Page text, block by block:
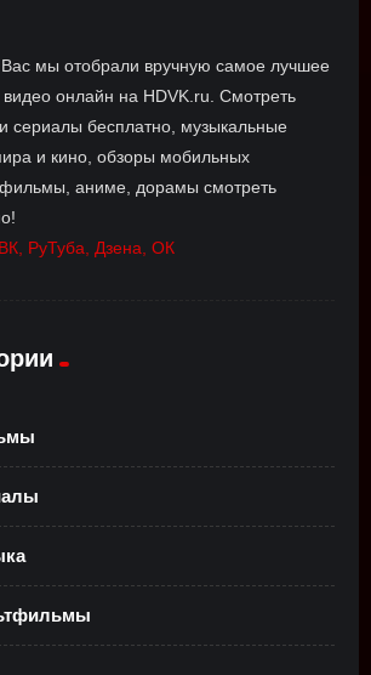
мы отобрали вручную самое лучшее
онлайн на HDVK.ru. Смотреть
сериалы бесплатно, музыкальные
и кино, обзоры мобильных
аниме, дорамы смотреть
РуТуба, Дзена, ОК